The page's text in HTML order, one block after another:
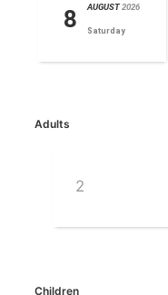
8 AUGUST2026
Saturday
Adults
Children